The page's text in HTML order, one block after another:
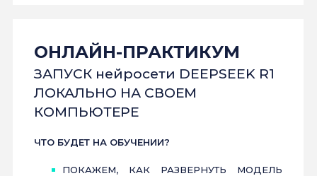
ОНЛАЙН-ПРАКТИКУМ
ЗАПУСК нейросети DEEPSEEK R1
ЛОКАЛЬНО НА СВОЕМ
КОМПЬЮТЕРЕ
ЧТО БУДЕТ НА ОБУЧЕНИИ?
ПОКАЖЕМ, КАК РАЗВЕРНУТЬ МОДЕЛЬ